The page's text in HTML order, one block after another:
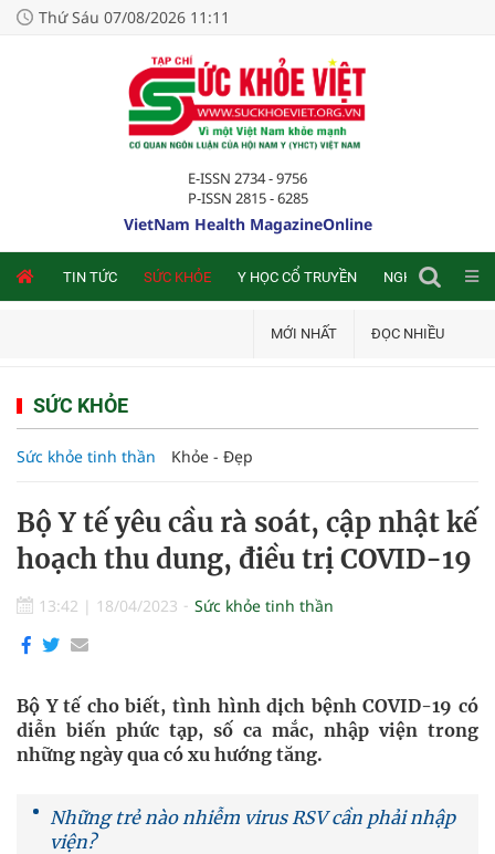
Thứ Sáu 07/08/2026 11:11
E-ISSN 2734 - 9756
P-ISSN 2815 - 6285
VietNam Health MagazineOnline
TIN TỨC SỨC KHỎE Y HỌC CỔ TRUYỀN NGHIÊN CỨU
MỚI NHẤT ĐỌC NHIỀU
SỨC KHỎE
Sức khỏe tinh thần Khỏe - Đẹp
Bộ Y tế yêu cầu rà soát, cập nhật kế
hoạch thu dung, điều trị COVID-19
13:42 | 18/04/2023 Sức khỏe tinh thần
Bộ Y tế cho biết, tình hình dịch bệnh COVID-19 có
diễn biến phức tạp, số ca mắc, nhập viện trong
những ngày qua có xu hướng tăng.
Những trẻ nào nhiễm virus RSV cần phải nhập
viện?